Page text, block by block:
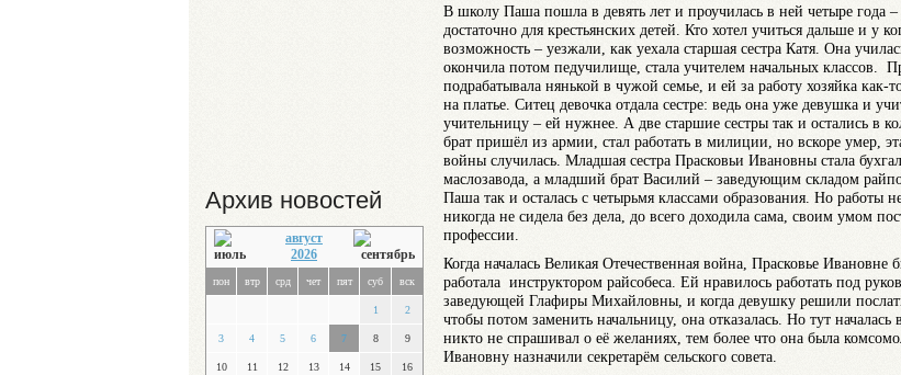
Архив новостей
август
2026
пон втр срд чет пят суб вск
1 2
3 4 5 6 7 8 9
10 11 12 13 14 15 16
В школу Паша пошла в девять лет и проучилась в ней четыре года –
достаточно для крестьянских детей. Кто хотел учиться дальше и у
возможность – уезжали, как уехала старшая сестра Катя. Она
окончила потом педучилище, стала учителем начальных классов.
подрабатывала нянькой в чужой семье, и ей за работу хозяйка как-
на платье. Ситец девочка отдала сестре: ведь она уже девушка и
учительницу – ей нужнее. А две старшие сестры так и остались в
брат пришёл из армии, стал работать в милиции, но вскоре умер,
войны случилась. Младшая сестра Прасковьи Ивановны стала
маслозавода, а младший брат Василий – заведующим складом
Паша так и осталась с четырьмя классами образования. Но работы
никогда не сидела без дела, до всего доходила сама, своим умом
профессии.
Когда началась Великая Отечественная война, Прасковье Ивановне
работала инструктором райсобеса. Ей нравилось работать под
заведующей Глафиры Михайловны, и когда девушку решили
чтобы потом заменить начальницу, она отказалась. Но тут
никто не спрашивал о её желаниях, тем более что она была
Ивановну назначили секретарём сельского совета.